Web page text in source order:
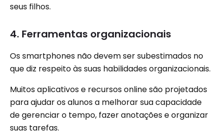
seus filhos.
4. Ferramentas organizacionais
Os smartphones não devem ser subestimados no
que diz respeito às suas habilidades organizacionais.
Muitos aplicativos e recursos online são projetados
para ajudar os alunos a melhorar sua capacidade
de gerenciar o tempo, fazer anotações e organizar
suas tarefas.